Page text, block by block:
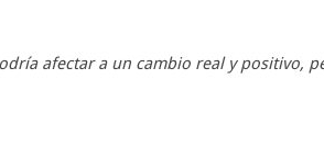
afectar a un cambio real y positivo,